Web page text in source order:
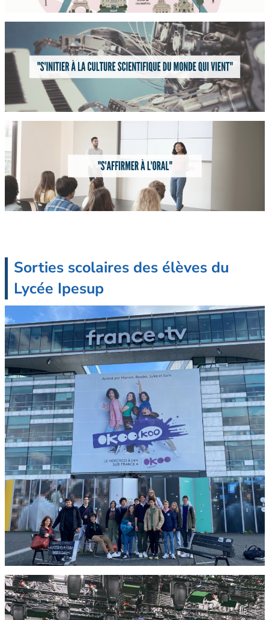
Sorties scolaires des élèves du
Lycée Ipesup